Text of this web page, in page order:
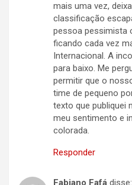
mais uma vez,
classificação
pessoa pessimista
ficando cada vez
Internacional. A
para baixo. Me
permitir que o
time de pequeno
texto que publiquei
meu sentimento e
colorada.
Responder
Fabiano Fafá disse: